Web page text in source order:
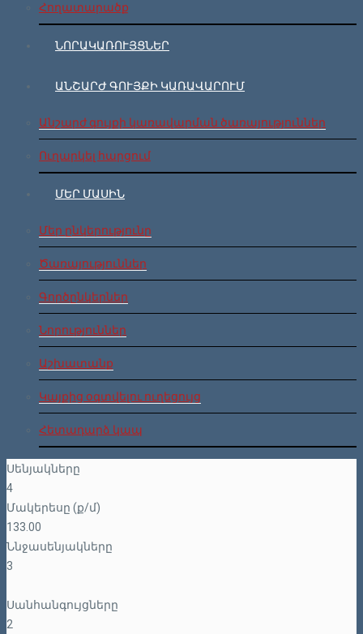
Հողատարածք
ՆՈՐԱԿԱՌՈՒՅՑՆԵՐ
ԱՆՇԱՐԺ ԳՈՒՅՔԻ ԿԱՌԱՎԱՐՈՒՄ
Անշարժ գույքի կառավարման ծառայություններ
Ուղարկել հարցում
ՄԵՐ ՄԱՍԻՆ
Մեր ընկերությունը
Ծառայություններ
Գործընկերներ
Նորություններ
Աշխատանք
Կայքից օգտվելու ուղեցույց
Հետադարձ կապ
Սենյակները
4
Մակերեսը (ք/մ)
133.00
Ննջասենյակները
3
Սանհանգույցները
2